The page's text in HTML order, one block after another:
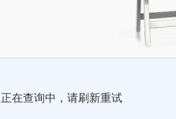
正在查询中，请刷新重试